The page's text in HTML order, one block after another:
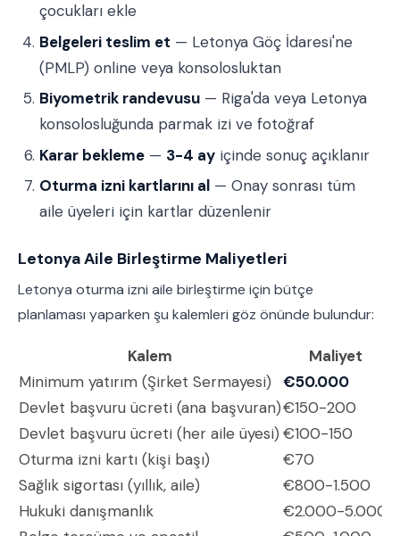
çocukları ekle
Belgeleri teslim et — Letonya Göç İdaresi'ne
(PMLP) online veya konsolosluktan
Biyometrik randevusu — Riga'da veya Letonya
konsolosluğunda parmak izi ve fotoğraf
Karar bekleme — 3-4 ay içinde sonuç açıklanır
Oturma izni kartlarını al — Onay sonrası tüm
aile üyeleri için kartlar düzenlenir
Letonya Aile Birleştirme Maliyetleri
Letonya oturma izni aile birleştirme için bütçe
planlaması yaparken şu kalemleri göz önünde bulundur:
Kalem
Maliyet
Minimum yatırım (Şirket Sermayesi)
€50.000
Devlet başvuru ücreti (ana başvuran)€150-200
Devlet başvuru ücreti (her aile üyesi) €100-150
Oturma izni kartı (kişi başı)
€70
Sağlık sigortası (yıllık, aile)
€800-1.500
Hukuki danışmanlık
€2.000-5.000